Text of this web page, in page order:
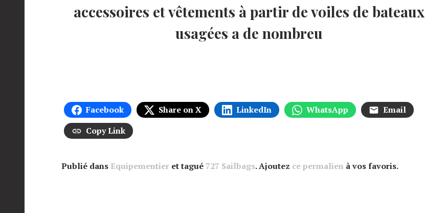
accessoires et vêtements à partir de voiles de bateaux
usagées a de nombreu
Facebook Share on X LinkedIn WhatsApp
Email
Copy Link
Publié dans Equipementier et tagué727 Sailbags. Ajoutez ce permalien à vos favoris.